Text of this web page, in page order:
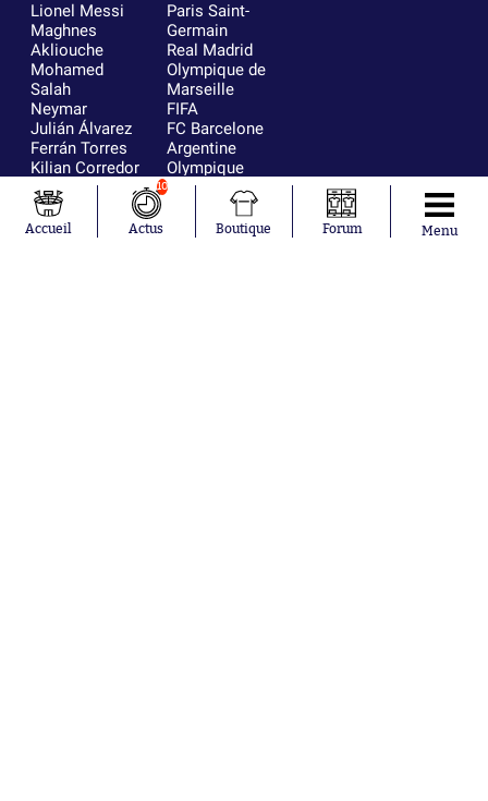
Lionel Messi
Maghnes
Akliouche
Mohamed
Salah
Neymar
Julián Álvarez
Ferrán Torres
Kilian Corredor
Franco
Mastantuono
Orel Mangala
Paris Saint-
Germain
Real Madrid
Olympique de
Marseille
FIFA
FC Barcelone
Argentine
Olympique
lyonnais
AS Monaco
RC Strasbourg
Accueil
10
Actus Boutique Forum Menu